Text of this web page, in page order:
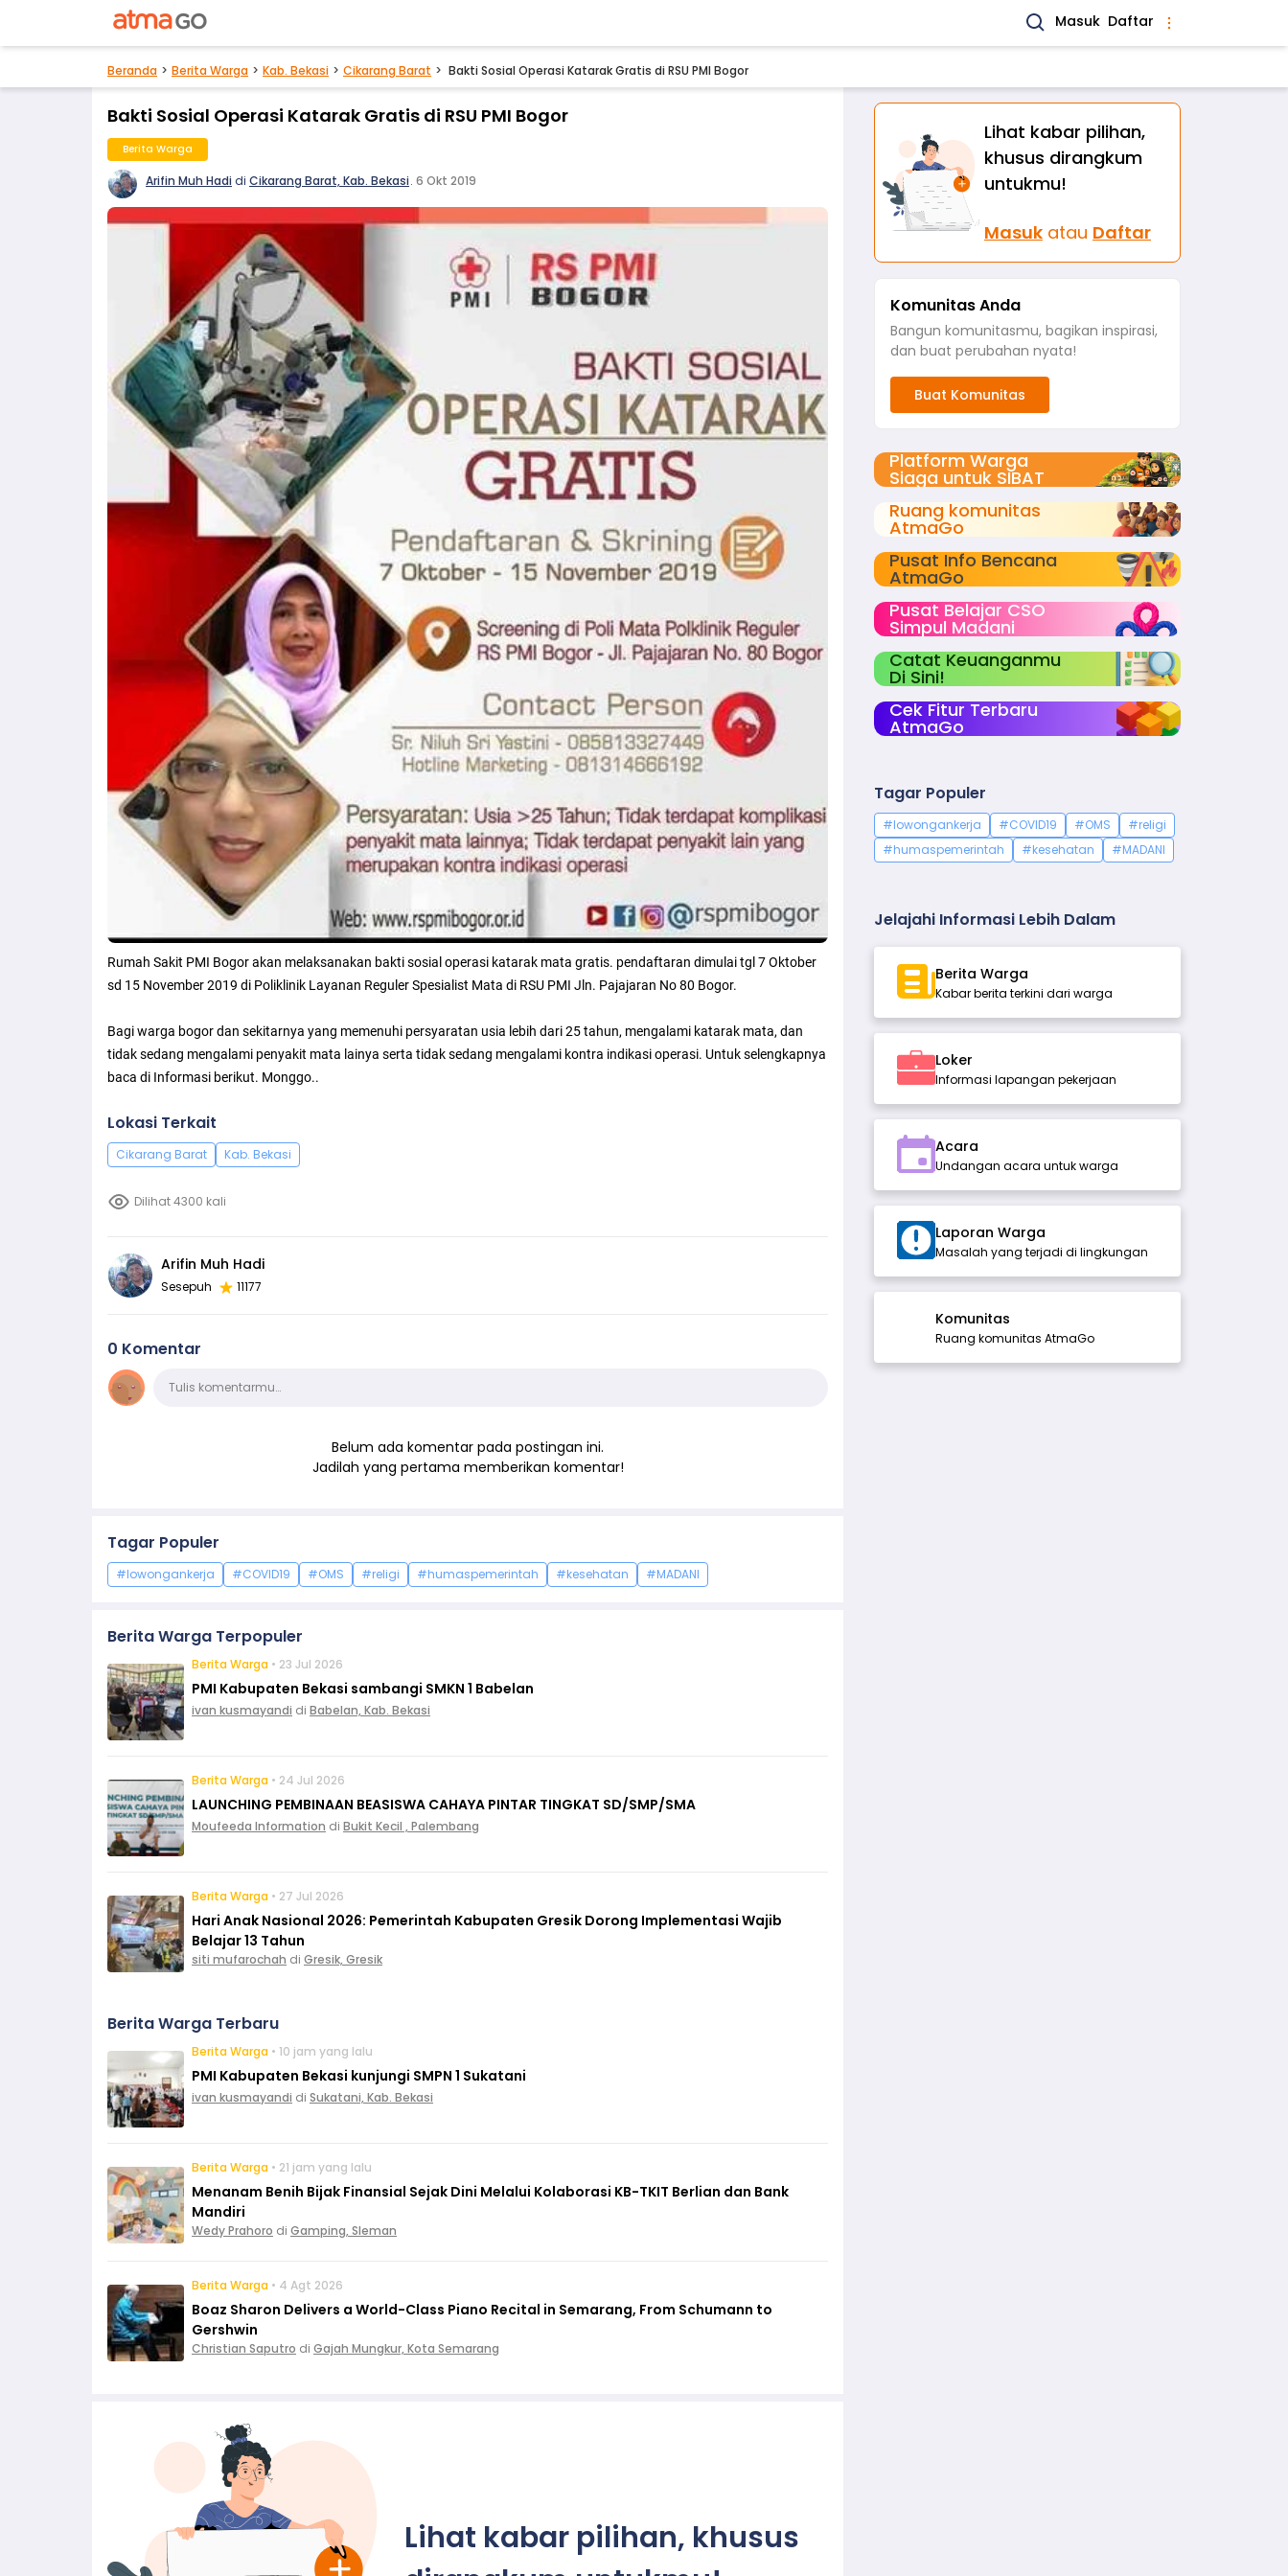
Masuk Daftar
Beranda Berita Warga Kab. Bekasi Cikarang Barat Bakti Sosial Operasi Katarak Gratis di RSU PMI Bogor
Bakti Sosial Operasi Katarak Gratis di RSU PMI Bogor
Berita Warga
Arifin Muh Hadidi Cikarang Barat, Kab. Bekasi. 6 Okt 2019
Rumah Sakit PMI Bogor akan melaksanakan bakti sosial operasi katarak mata gratis. pendaftaran dimulai tgl 7 Oktober
sd 15 November 2019 di Poliklinik Layanan Reguler Spesialist Mata di RSU PMI Jln. Pajajaran No 80 Bogor.
Bagi warga bogor dan sekitarnya yang memenuhi persyaratan usia lebih dari 25 tahun, mengalami katarak mata, dan
tidak sedang mengalami penyakit mata lainya serta tidak sedang mengalami kontra indikasi operasi. Untuk selengkapnya
baca di Informasi berikut. Monggo..
Lokasi Terkait
Cikarang Barat Kab. Bekasi
Dilihat 4300 kali
Arifin Muh Hadi
Sesepuh 11177
0 Komentar
KomentarTulis komentarmu…
Belum ada komentar pada postingan ini.
Jadilah yang pertama memberikan komentar!
Tagar Populer
#lowongankerja #COVID19 #OMS #religi #humaspemerintah #kesehatan #MADANI
Berita Warga Terpopuler
Berita Warga • 23 Jul 2026
PMI Kabupaten Bekasi sambangi SMKN 1 Babelan
ivan kusmayandi di Babelan, Kab. Bekasi
Berita Warga • 24 Jul 2026
LAUNCHING PEMBINAAN BEASISWA CAHAYA PINTAR TINGKAT SD/SMP/SMA
Moufeeda Information di Bukit Kecil , Palembang
Berita Warga • 27 Jul 2026
Hari Anak Nasional 2026: Pemerintah Kabupaten Gresik Dorong Implementasi Wajib
Belajar 13 Tahun
siti mufarochah di Gresik, Gresik
Berita Warga Terbaru
Berita Warga • 10 jam yang lalu
PMI Kabupaten Bekasi kunjungi SMPN 1 Sukatani
ivan kusmayandi di Sukatani, Kab. Bekasi
Berita Warga • 21 jam yang lalu
Menanam Benih Bijak Finansial Sejak Dini Melalui Kolaborasi KB-TKIT Berlian dan Bank
Mandiri
Wedy Prahoro di Gamping, Sleman
Berita Warga • 4 Agt 2026
Boaz Sharon Delivers a World-Class Piano Recital in Semarang, From Schumann to
Gershwin
Christian Saputro di Gajah Mungkur, Kota Semarang
Lihat kabar pilihan, khusus
Lihat kabar pilihan,
khusus dirangkum
untukmu!
Masuk atau Daftar
Komunitas Anda
Bangun komunitasmu, bagikan inspirasi,
dan buat perubahan nyata!
Buat Komunitas
Platform Warga
Siaga untuk SIBAT
Ruang komunitas
AtmaGo
Pusat Info Bencana
AtmaGo
Pusat Belajar CSO
Simpul Madani
Catat Keuanganmu
Di Sini!
Cek Fitur Terbaru
AtmaGo
Tagar Populer
#lowongankerja #COVID19 #OMS
#religi
#humaspemerintah
#kesehatan #MADANI
Jelajahi Informasi Lebih Dalam
Berita Warga
Kabar berita terkini dari warga
Loker
Informasi lapangan pekerjaan
Acara
Undangan acara untuk warga
Laporan Warga
Masalah yang terjadi di lingkungan
Komunitas
Ruang komunitas AtmaGo